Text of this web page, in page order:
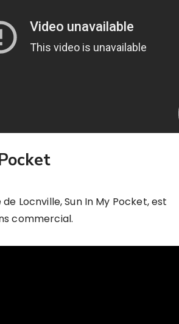
Locnville, Sun In My Pocket, est
commercial.